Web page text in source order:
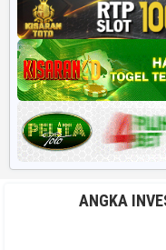
ANGKA